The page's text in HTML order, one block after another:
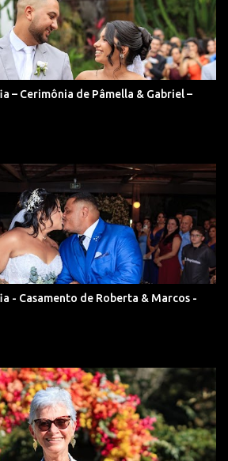
Cerimônia de Pâmella & Gabriel –
- Casamento de Roberta & Marcos -